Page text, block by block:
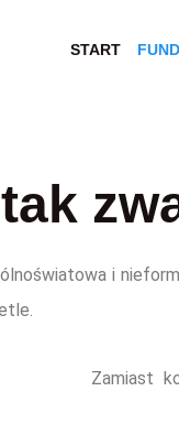
START
i
Zamiast